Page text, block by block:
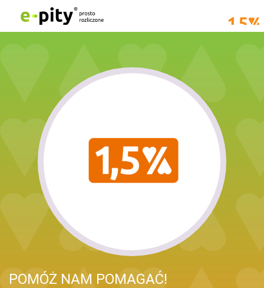
POMÓŻ NAM POMAGAĆ!